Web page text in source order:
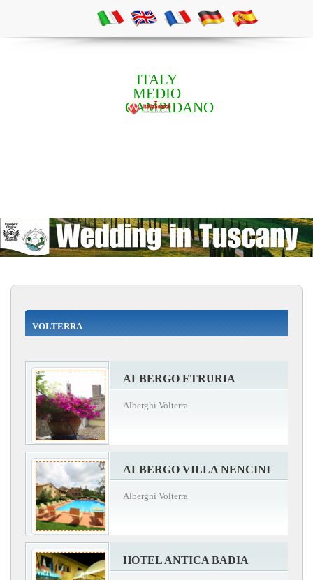
ITALY
MEDIO
CAMPIDANO
VOLTERRA
ALBERGO ETRURIA
Alberghi Volterra
ALBERGO VILLA NENCINI
Alberghi Volterra
HOTEL ANTICA BADIA